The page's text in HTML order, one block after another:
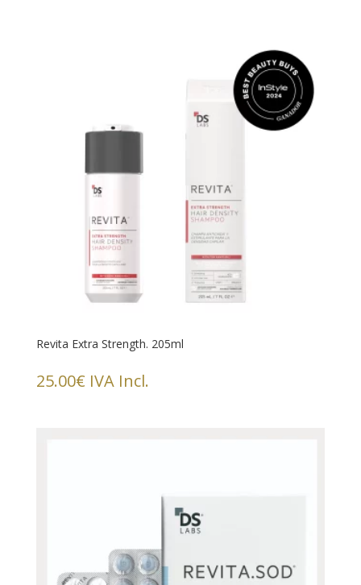
Revita Extra Strength. 205ml
25.00€ IVA Incl.